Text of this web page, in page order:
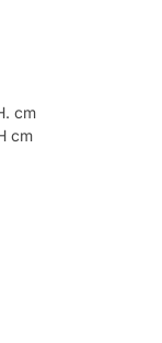
cm
cm